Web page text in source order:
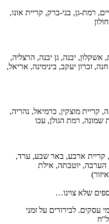
רמת-גן, בני-ברק, קריית אונו,
אשקלון, יבנה, גן יבנה, הרצליה,
זכרון יעקב, בינימינה, אריאל,
קריית מוצקין, כרמיאל, נהריה,
שמונה, רמת הגולן, עכו
קריית ארבע, באר שבע, ערד,
הערבה, יוטבתה, אילת
שלא צוינו…
המשלוח החל מיום ההזמנה ועד 7 ימי עסקים. לבירורים על זמני